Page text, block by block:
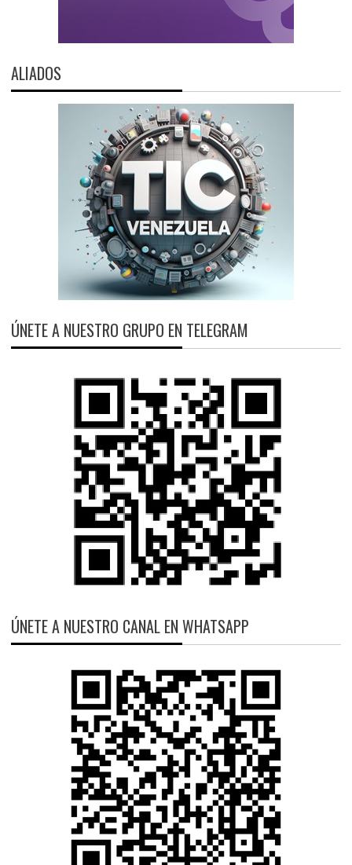
ALIADOS
ÚNETE A NUESTRO GRUPO EN TELEGRAM
ÚNETE A NUESTRO CANAL EN WHATSAPP